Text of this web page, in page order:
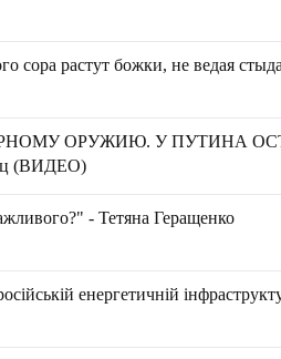
сора растут божки, не ведая
ОРУЖИЮ. У ПУТИНА
(ВИДЕО)
- Тетяна Геращенко
енергетичній